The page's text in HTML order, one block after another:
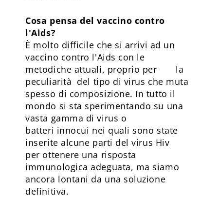
Cosa pensa del vaccino contro
l'Aids?
È molto difficile che si arrivi ad un
vaccino contro l'Aids con le
metodiche attuali, proprio per la
peculiarità del tipo di virus che muta
spesso di composizione. In tutto il
mondo si sta sperimentando su una
vasta gamma di virus o
batteri innocui nei quali sono state
inserite alcune parti del virus Hiv
per ottenere una risposta
immunologica adeguata, ma siamo
ancora lontani da una soluzione
definitiva.